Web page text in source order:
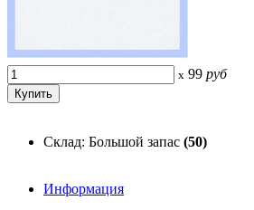
x 99 руб
Склад: Большой запас (50)
Информация